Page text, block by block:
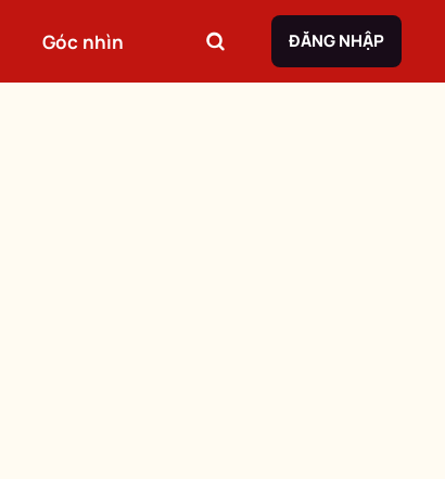
Góc nhìn ĐĂNG NHẬP